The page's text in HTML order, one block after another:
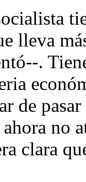
lleva
.
de
no
clara